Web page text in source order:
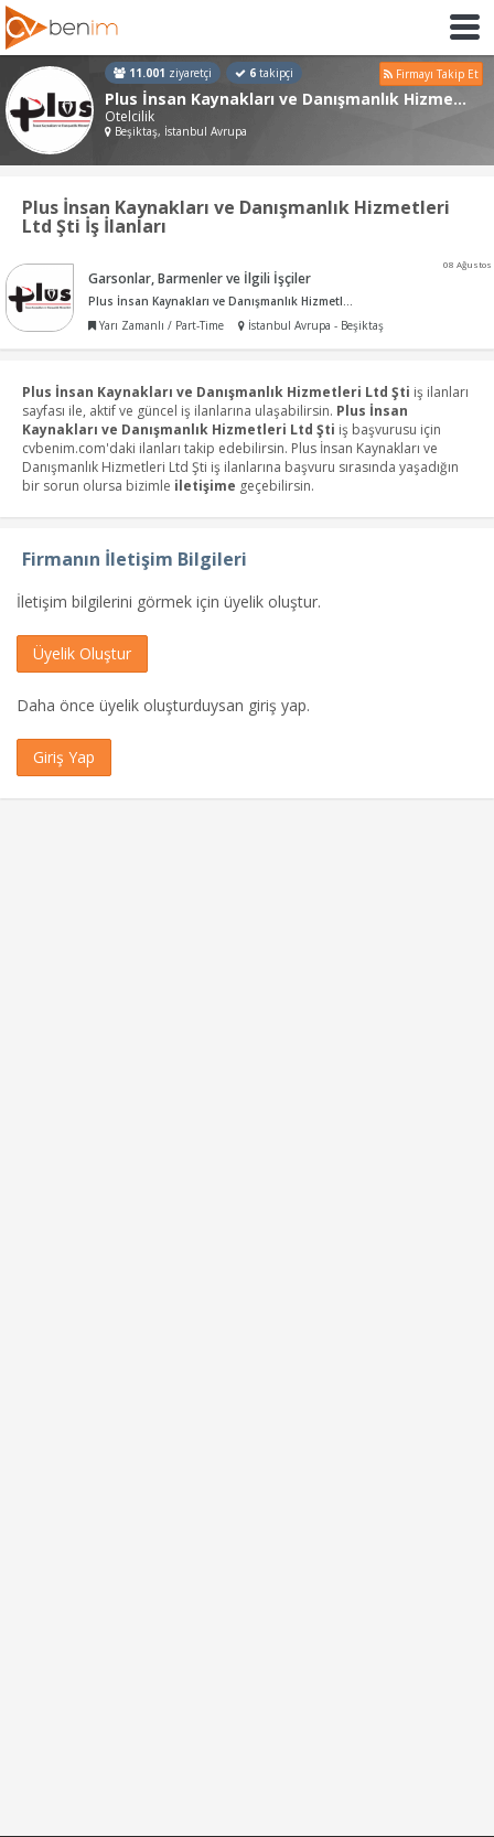
11.001 ziyaretçi 6 takipçi Firmayı Takip Et
Plus İnsan Kaynakları ve Danışmanlık Hizmetleri Ltd Şti
Otelcilik
Beşiktaş, İstanbul Avrupa
Plus İnsan Kaynakları ve Danışmanlık Hizmetleri
Ltd Şti İş İlanları
08 Ağustos
Garsonlar, Barmenler ve İlgili İşçiler
Plus İnsan Kaynakları ve Danışmanlık Hizmetleri Ltd Şti
Yarı Zamanlı / Part-Time
İstanbul Avrupa - Beşiktaş
Plus İnsan Kaynakları ve Danışmanlık Hizmetleri Ltd Şti iş ilanları
sayfası ile, aktif ve güncel iş ilanlarına ulaşabilirsin. Plus İnsan
Kaynakları ve Danışmanlık Hizmetleri Ltd Şti iş başvurusu için
cvbenim.com'daki ilanları takip edebilirsin. Plus İnsan Kaynakları ve
Danışmanlık Hizmetleri Ltd Şti iş ilanlarına başvuru sırasında yaşadığın
bir sorun olursa bizimle iletişime geçebilirsin.
Firmanın İletişim Bilgileri
İletişim bilgilerini görmek için üyelik oluştur.
Üyelik Oluştur
Daha önce üyelik oluşturduysan giriş yap.
Giriş Yap